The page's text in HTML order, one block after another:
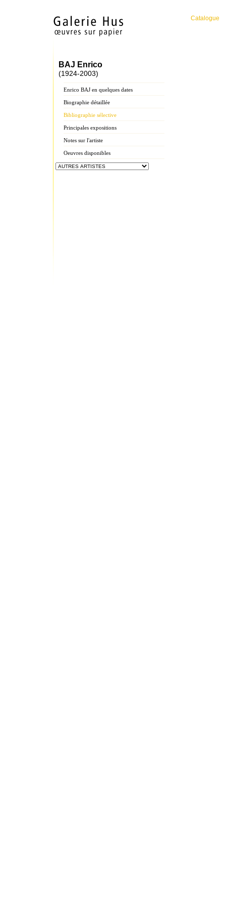
Catalogue
BAJ Enrico
(1924-2003)
Enrico BAJ en quelques dates
Biographie détaillée
Bibliographie sélective
Principales expositions
Notes sur l'artiste
Oeuvres disponibles